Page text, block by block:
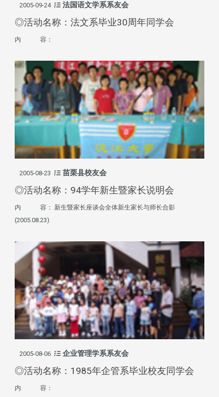
2005-09-24 法国语文学系系友会
◎活动名称：法文系毕业30周年同学会
内 容：
2005-08-23 苗栗县校友会
◎活动名称：94学年新生暨家长说明会
内 容： 新生暨家长座谈会全体新生家长与师长合影
(2005.08.23)
2005-08-06 企业管理学系系友会
◎活动名称：1985年企管系毕业校友同学会
内 容：